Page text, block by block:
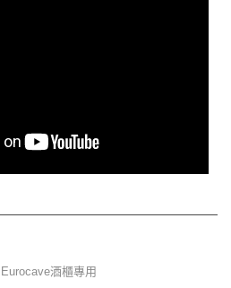
Eurocave酒櫃專用